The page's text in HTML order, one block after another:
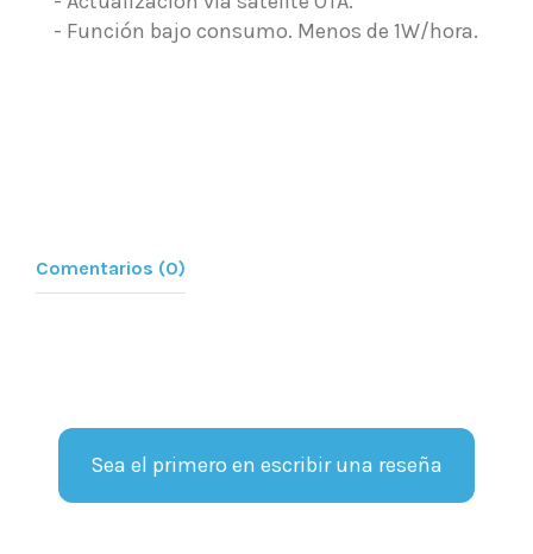
- Función bajo consumo. Menos de 1W/hora.
Comentarios (0)
Sea el primero en escribir una reseña